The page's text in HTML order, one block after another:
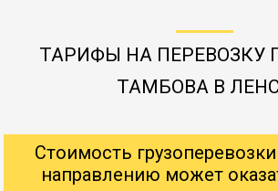
ТАРИФЫ НА ПЕРЕВОЗКУ
ТАМБОВА В
Стоимость
направлению может